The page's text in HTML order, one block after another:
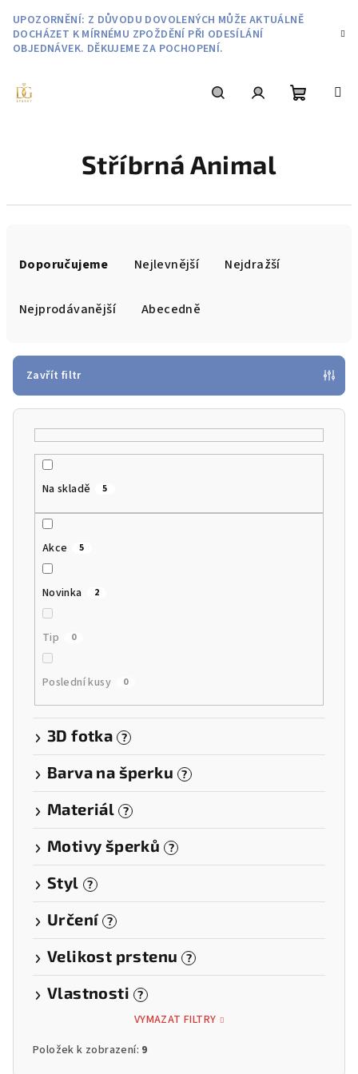
obsah
UPOZORNĚNÍ: Z DŮVODU DOVOLENÝCH MŮŽE AKTUÁLNĚ
DOCHÁZET K MÍRNÉMU ZPOŽDĚNÍ PŘI ODESÍLÁNÍ
OBJEDNÁVEK. DĚKUJEME ZA POCHOPENÍ.
Stříbrná Animal
r
o
Doporučujeme Nejlevnější Nejdražší
Nejprodávanější Abecedně
Zavřít filtr
Na skladě 5
Akce 5
Novinka 2
Tip 0
Poslední kusy 0
3D fotka ?
Barva na šperku ?
Materiál ?
Motivy šperků ?
Styl ?
Určení ?
Velikost prstenu ?
Vlastnosti ?
VYMAZAT FILTRY
Položek k zobrazení: 9